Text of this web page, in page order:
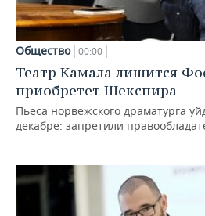
Общество 00:00
Театр Камала лишится
приобретет Шекспира
Пьеса норвежского драматурга
декабре: запретили